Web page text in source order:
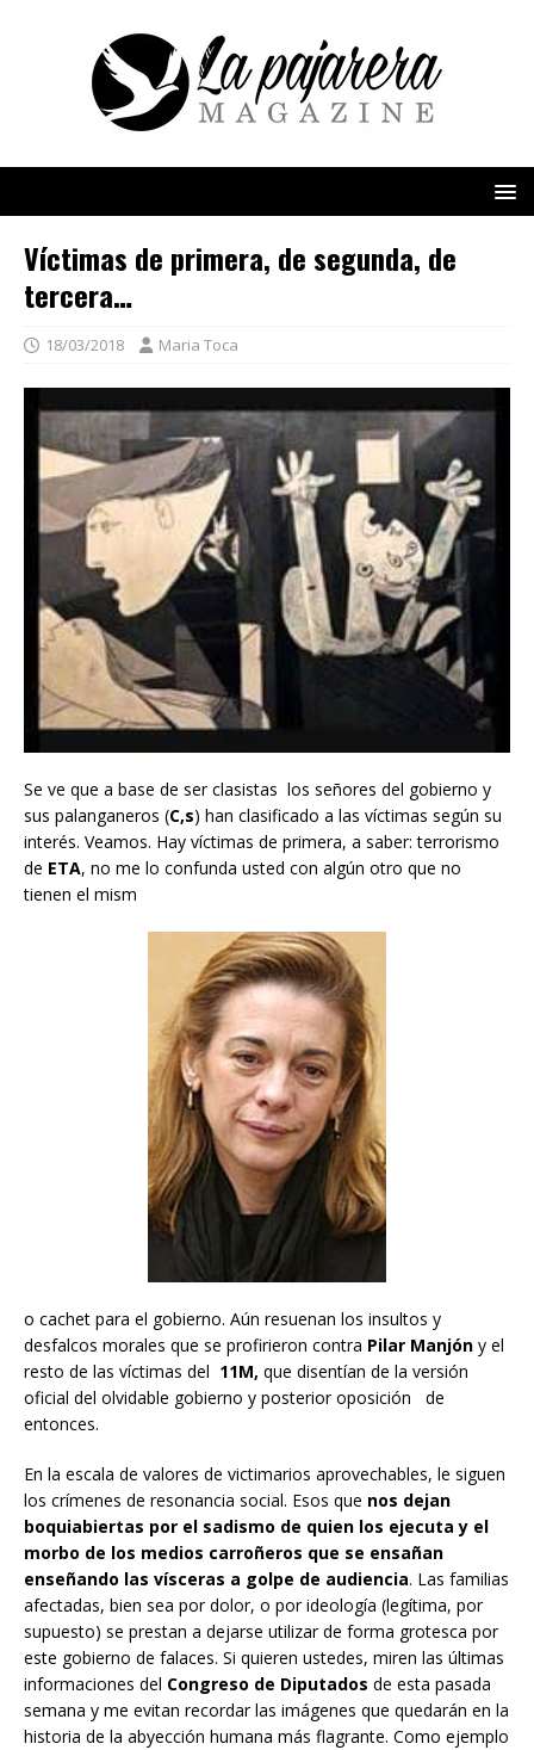
Víctimas de primera, de segunda, de
tercera…
18/03/2018 Maria Toca
Se ve que a base de ser clasistas los señores del gobierno y
sus palanganeros (C,s) han clasificado a las víctimas según su
interés. Veamos. Hay víctimas de primera, a saber: terrorismo
de ETA, no me lo confunda usted con algún otro que no
tienen el mism
o cachet para el gobierno. Aún resuenan los insultos y
desfalcos morales que se profirieron contra Pilar Manjón y el
resto de las víctimas del 11M, que disentían de la versión
oficial del olvidable gobierno y posterior oposición de
entonces.
En la escala de valores de victimarios aprovechables, le siguen
los crímenes de resonancia social. Esos que nos dejan
boquiabiertas por el sadismo de quien los ejecuta y el
morbo de los medios carroñeros que se ensañan
enseñando las vísceras a golpe de audiencia. Las familias
afectadas, bien sea por dolor, o por ideología (legítima, por
supuesto) se prestan a dejarse utilizar de forma grotesca por
este gobierno de falaces. Si quieren ustedes, miren las últimas
informaciones del Congreso de Diputados de esta pasada
semana y me evitan recordar las imágenes que quedarán en la
historia de la abyección humana más flagrante. Como ejemplo